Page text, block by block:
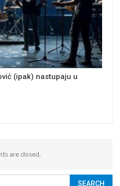
(ipak) nastupaju u
are closed.